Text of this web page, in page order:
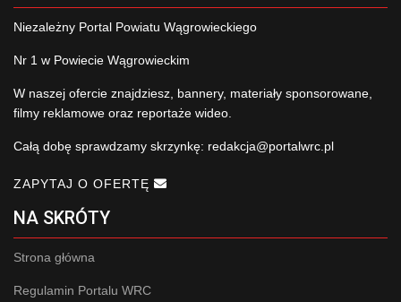
Niezależny Portal Powiatu Wągrowieckiego
Nr 1 w Powiecie Wągrowieckim
W naszej ofercie znajdziesz, bannery, materiały sponsorowane,
filmy reklamowe oraz reportaże wideo.
Całą dobę sprawdzamy skrzynkę: redakcja@portalwrc.pl
ZAPYTAJ O OFERTĘ
NA SKRÓTY
Strona główna
Regulamin Portalu WRC